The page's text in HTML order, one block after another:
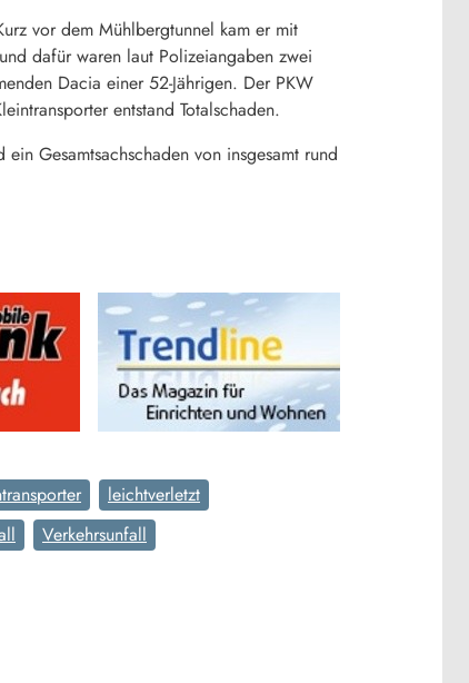
vor dem Mühlbergtunnel kam er mit
dafür waren laut Polizeiangaben zwei
Dacia einer 52-Jährigen. Der PKW
entstand Totalschaden.
Gesamtsachschaden von insgesamt rund
leichtverletzt
Verkehrsunfall